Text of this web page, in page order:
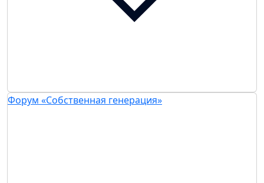
Форум «Собственная генерация»